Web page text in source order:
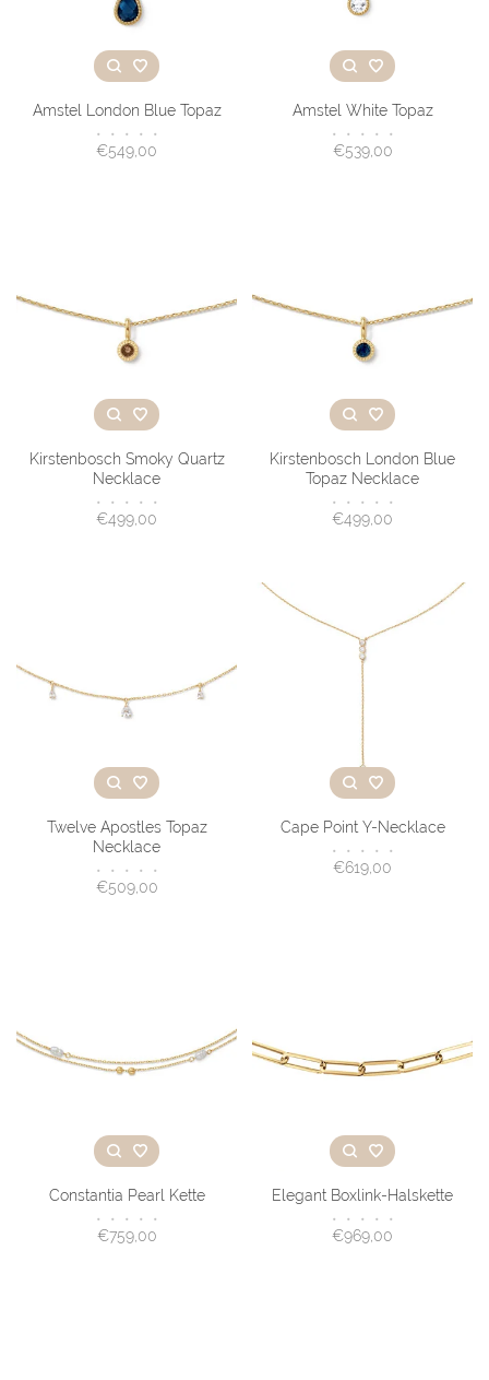
Amstel London Blue Topaz
• • • • •
€549,00
Amstel White Topaz
• • • • •
€539,00
Kirstenbosch Smoky Quartz
Necklace
• • • • •
€499,00
Kirstenbosch London Blue
Topaz Necklace
• • • • •
€499,00
Twelve Apostles Topaz
Necklace
• • • • •
€509,00
Cape Point Y-Necklace
• • • • •
€619,00
Constantia Pearl Kette
• • • • •
€759,00
Elegant Boxlink-Halskette
• • • • •
€969,00